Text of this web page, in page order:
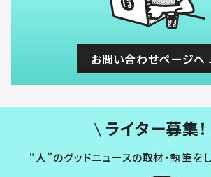
お問い合わせページへ
ライター募集！
“人”のグッドニュースの取材・執筆を